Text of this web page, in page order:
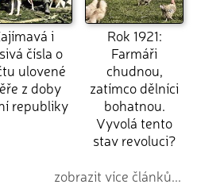
i
čísla o
ulovené
z doby
republiky
Rok 1921:
Farmáři
chudnou,
zatímco dělníci
bohatnou.
Vyvolá tento
stav revoluci?
zobrazit více článků...